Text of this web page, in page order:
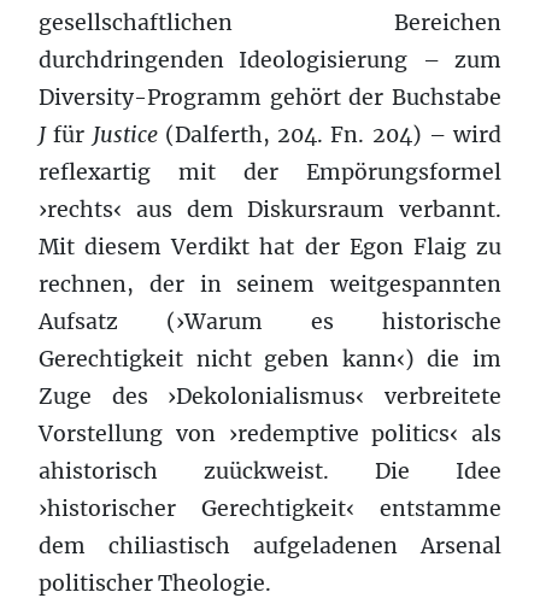
gesellschaftlichen Bereichen
durchdringenden Ideologisierung – zum
Diversity-Programm gehört der Buchstabe
Jfür Justice(Dalferth, 204. Fn. 204) – wird
reflexartig mit der Empörungsformel
›rechts‹ aus dem Diskursraum verbannt.
Mit diesem Verdikt hat der Egon Flaig zu
rechnen, der in seinem weitgespannten
Aufsatz (›Warum es historische
Gerechtigkeit nicht geben kann‹) die im
Zuge des ›Dekolonialismus‹ verbreitete
Vorstellung von ›redemptive politics‹ als
ahistorisch zuückweist. Die Idee
›historischer Gerechtigkeit‹ entstamme
dem chiliastisch aufgeladenen Arsenal
politischer Theologie.